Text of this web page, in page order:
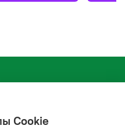
Cookie